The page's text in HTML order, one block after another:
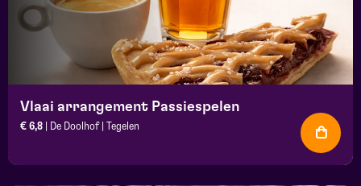
Vlaai arrangement Passiespelen
€ 6,8 | De Doolhof | Tegelen